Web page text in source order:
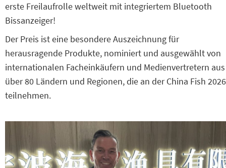
erste Freilaufrolle weltweit mit integriertem Bluetooth
Bissanzeiger!
Der Preis ist eine besondere Auszeichnung für
herausragende Produkte, nominiert und ausgewählt von
internationalen Facheinkäufern und Medienvertretern aus
über 80 Ländern und Regionen, die an der China Fish 2026
teilnehmen.